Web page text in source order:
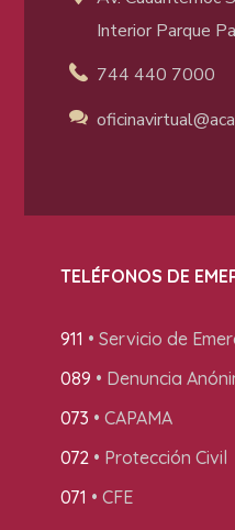
Interior Parque
744 440 7000
TELÉFONOS DE
911 • Servicio de
089 • Denuncia
073 • CAPAMA
072• Protección Civil
071 • CFE